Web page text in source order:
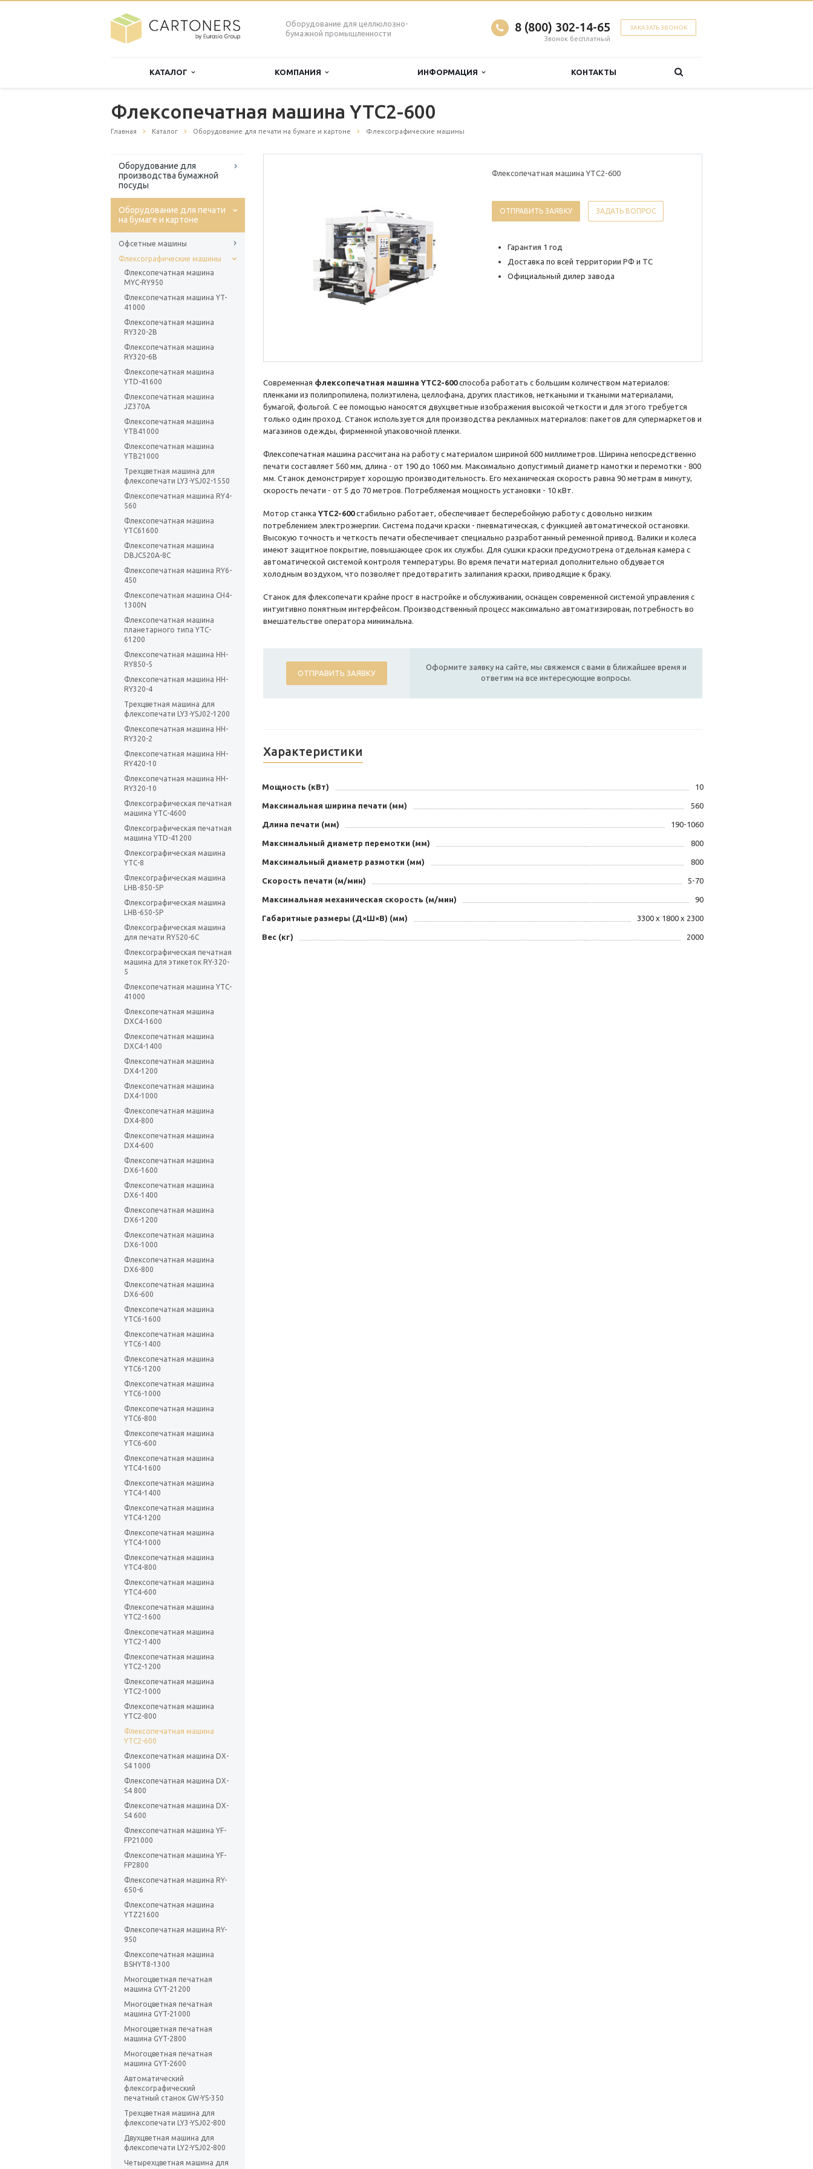
Оборудование для целлюлозно-
бумажной промышленности
ЗАКАЗАТЬ ЗВОНОК
8 (800) 302-14-65
Звонок бесплатный
КАТАЛОГ КОМПАНИЯ ИНФОРМАЦИЯ КОНТАКТЫ
Флексопечатная машина YTC2-600
Главная Каталог Оборудование для печати на бумаге и картоне Флексографические машины
Оборудование для
производства бумажной
посуды
Оборудование для печати
на бумаге и картоне
Офсетные машины
Флексографические машины
Флексопечатная машина
MYC-RY950
Флексопечатная машина YT-
41000
Флексопечатная машина
RY320-2B
Флексопечатная машина
RY320-6B
Флексопечатная машина
YTD-41600
Флексопечатная машина
JZ370A
Флексопечатная машина
YTB41000
Флексопечатная машина
YTB21000
Трехцветная машина для
флексопечати LY3-YSJ02-1550
Флексопечатная машина RY4-
560
Флексопечатная машина
YTC61600
Флексопечатная машина
DBJC520A-8C
Флексопечатная машина RY6-
450
Флексопечатная машина CH4-
1300N
Флексопечатная машина
планетарного типа YTC-
61200
Флексопечатная машина HH-
RY850-5
Флексопечатная машина HH-
RY320-4
Трехцветная машина для
флексопечати LY3-YSJ02-1200
Флексопечатная машина HH-
RY320-2
Флексопечатная машина HH-
RY420-10
Флексопечатная машина HH-
RY320-10
Флексографическая печатная
машина YTC-4600
Флексографическая печатная
машина YTD-41200
Флексографическая машина
YTC-8
Флексографическая машина
LHB-850-5P
Флексографическая машина
LHB-650-5P
Флексографическая машина
для печати RY520-6C
Флексографическая печатная
машина для этикеток RY-320-
5
Флексопечатная машина YTC-
41000
Флексопечатная машина
DXC4-1600
Флексопечатная машина
DXC4-1400
Флексопечатная машина
DX4-1200
Флексопечатная машина
DX4-1000
Флексопечатная машина
DX4-800
Флексопечатная машина
DX4-600
Флексопечатная машина
DX6-1600
Флексопечатная машина
DX6-1400
Флексопечатная машина
DX6-1200
Флексопечатная машина
DX6-1000
Флексопечатная машина
DX6-800
Флексопечатная машина
DX6-600
Флексопечатная машина
YTC6-1600
Флексопечатная машина
YTC6-1400
Флексопечатная машина
YTC6-1200
Флексопечатная машина
YTC6-1000
Флексопечатная машина
YTC6-800
Флексопечатная машина
YTC6-600
Флексопечатная машина
YTC4-1600
Флексопечатная машина
YTC4-1400
Флексопечатная машина
YTC4-1200
Флексопечатная машина
YTC4-1000
Флексопечатная машина
YTC4-800
Флексопечатная машина
YTC4-600
Флексопечатная машина
YTC2-1600
Флексопечатная машина
YTC2-1400
Флексопечатная машина
YTC2-1200
Флексопечатная машина
YTC2-1000
Флексопечатная машина
YTC2-800
Флексопечатная машина
YTC2-600
Флексопечатная машина DX-
S4 1000
Флексопечатная машина DX-
S4 800
Флексопечатная машина DX-
S4 600
Флексопечатная машина YF-
FP21000
Флексопечатная машина YF-
FP2800
Флексопечатная машина RY-
650-6
Флексопечатная машина
YTZ21600
Флексопечатная машина RY-
950
Флексопечатная машина
BSHYT8-1300
Многоцветная печатная
машина GYT-21200
Многоцветная печатная
машина GYT-21000
Многоцветная печатная
машина GYT-2800
Многоцветная печатная
машина GYT-2600
Автоматический
флексографический
печатный станок GW-YS-350
Трехцветная машина для
флексопечати LY3-YSJ02-800
Двухцветная машина для
флексопечати LY2-YSJ02-800
Четырехцветная машина для
Флексопечатная машина YTC2-600
ОТПРАВИТЬ ЗАЯВКУ ЗАДАТЬ ВОПРОС
Гарантия 1 год
Доставка по всей территории РФ и ТС
Официальный дилер завода
Современная флексопечатная машина YTC2-600способа работать с большим количеством материалов:
пленками из полипропилена, полиэтилена, целлофана, других пластиков, неткаными и ткаными материалами,
бумагой, фольгой. С ее помощью наносятся двухцветные изображения высокой четкости и для этого требуется
только один проход. Станок используется для производства рекламных материалов: пакетов для супермаркетов и
магазинов одежды, фирменной упаковочной пленки.
Флексопечатная машина рассчитана на работу с материалом шириной 600 миллиметров. Ширина непосредственно
печати составляет 560 мм, длина - от 190 до 1060 мм. Максимально допустимый диаметр намотки и перемотки - 800
мм. Станок демонстрирует хорошую производительность. Его механическая скорость равна 90 метрам в минуту,
скорость печати - от 5 до 70 метров. Потребляемая мощность установки - 10 кВт.
Мотор станка YTC2-600стабильно работает, обеспечивает бесперебойную работу с довольно низким
потреблением электроэнергии. Система подачи краски - пневматическая, с функцией автоматической остановки.
Высокую точность и четкость печати обеспечивает специально разработанный ременной привод. Валики и колеса
имеют защитное покрытие, повышающее срок их службы. Для сушки краски предусмотрена отдельная камера с
автоматической системой контроля температуры. Во время печати материал дополнительно обдувается
холодным воздухом, что позволяет предотвратить залипания краски, приводящие к браку.
Станок для флексопечати крайне прост в настройке и обслуживании, оснащен современной системой управления с
интуитивно понятным интерфейсом. Производственный процесс максимально автоматизирован, потребность во
вмешательстве оператора минимальна.
ОТПРАВИТЬ ЗАЯВКУ
Оформите заявку на сайте, мы свяжемся с вами в ближайшее время и
ответим на все интересующие вопросы.
Характеристики
Мощность (кВт) 10
Максимальная ширина печати (мм) 560
Длина печати (мм) 190-1060
Максимальный диаметр перемотки (мм) 800
Максимальный диаметр размотки (мм) 800
Скорость печати (м/мин) 5-70
Максимальная механическая скорость (м/мин) 90
Габаритные размеры (Д×Ш×В) (мм) 3300 x 1800 x 2300
Вес (кг) 2000